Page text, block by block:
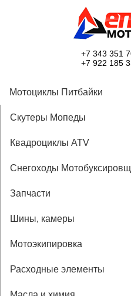
+7 343 351
+7 922 185
Мотоциклы Питбайки
Скутеры Мопеды
Квадроциклы ATV
Снегоходы
Запчасти
Шины, камеры
Мотоэкипировка
Расходные элементы